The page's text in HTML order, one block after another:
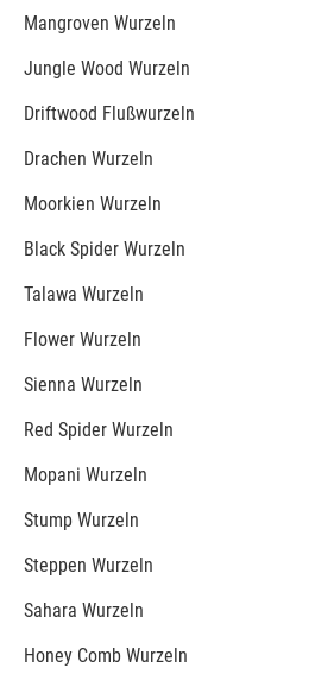
Mangroven Wurzeln
Drachen Wurzeln
Moorkien Wurzeln
Talawa Wurzeln
Sienna Wurzeln
Steppen Wurzeln
Red Spider Wurzeln
Mopani Wurzeln
Stump Wurzeln
Sahara Wurzeln
Honey Comb Wurzeln
Black Spider Wurzeln
Driftwood Flußwurzeln
Flower Wurzeln
Jungle Wood Wurzeln